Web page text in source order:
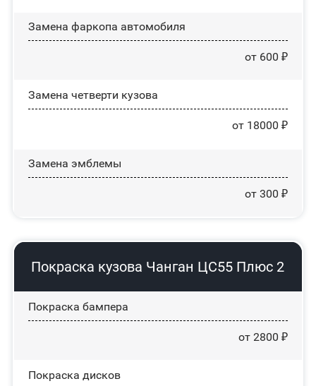
Замена фаркопа автомобиля
от 600 ₽
Замена четверти кузова
от 18000 ₽
Замена эмблемы
от 300 ₽
Покраска кузова Чанган ЦС55 Плюс 2
Покраска бампера
от 2800 ₽
Покраска дисков